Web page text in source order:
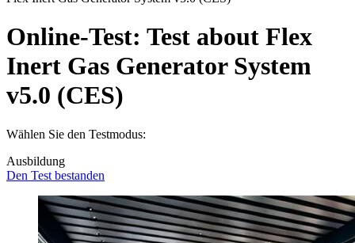
Online-Test: Test about Flex
Inert Gas Generator System
v5.0 (CES)
Wählen Sie den Testmodus:
Ausbildung
Den Test bestanden